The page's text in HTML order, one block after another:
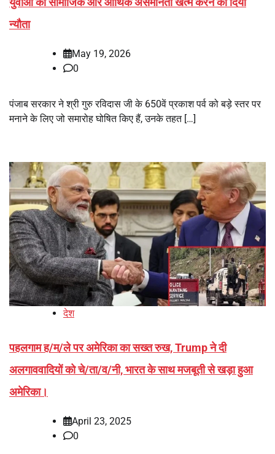
न्यौता
May 19, 2026
0
पंजाब सरकार ने श्री गुरु रविदास जी के 650वें प्रकाश पर्व को बड़े स्तर पर
मनाने के लिए जो समारोह घोषित किए हैं, उनके तहत […]
देश
पहलगाम ह/म/ले पर अमेरिका का सख्त रुख, Trump ने दी
अलगाववादियों को चे/ता/व/नी, भारत के साथ मजबूती से खड़ा हुआ
अमेरिका।
April 23, 2025
0